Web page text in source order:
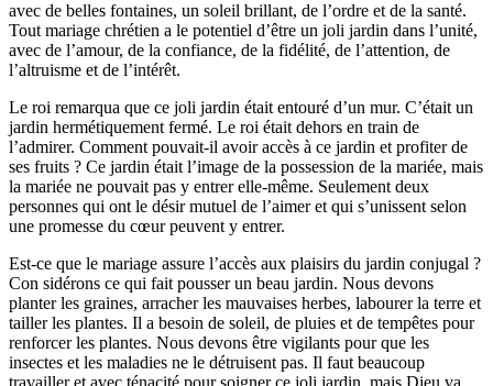
avec de belles fontaines, un soleil brillant, de l’ordre et de la santé.
Tout mariage chrétien a le potentiel d’être un joli jardin dans l’unité,
avec de l’amour, de la confiance, de la fidélité, de l’attention, de
l’altruisme et de l’intérêt.
Le roi remarqua que ce joli jardin était entouré d’un mur. C’était un
jardin hermétiquement fermé. Le roi était dehors en train de
l’admirer. Comment pouvait-il avoir accès à ce jardin et profiter de
ses fruits ? Ce jardin était l’image de la possession de la mariée, mais
la mariée ne pouvait pas y entrer elle-même. Seulement deux
personnes qui ont le désir mutuel de l’aimer et qui s’unissent selon
une promesse du cœur peuvent y entrer.
Est-ce que le mariage assure l’accès aux plaisirs du jardin conjugal ?
Con sidérons ce qui fait pousser un beau jardin. Nous devons
planter les graines, arracher les mauvaises herbes, labourer la terre et
tailler les plantes. Il a besoin de soleil, de pluies et de tempêtes pour
renforcer les plantes. Nous devons être vigilants pour que les
insectes et les maladies ne le détruisent pas. Il faut beaucoup
travailler et avec ténacité pour soigner ce joli jardin, mais Dieu va